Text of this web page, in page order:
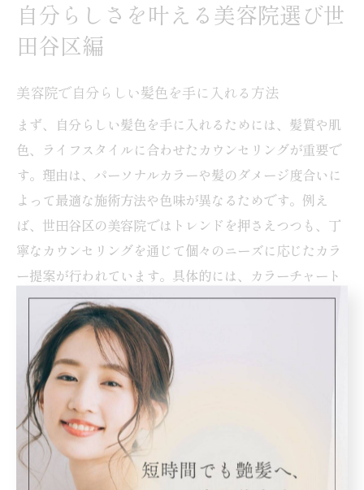
自分らしさを叶える美容院選び世
田谷区編
美容院で自分らしい髪色を手に入れる方法
まず、自分らしい髪色を手に入れるためには、髪質や肌
色、ライフスタイルに合わせたカウンセリングが重要で
す。理由は、パーソナルカラーや髪のダメージ度合いに
よって最適な施術方法や色味が異なるためです。例え
ば、世田谷区の美容院ではトレンドを押さえつつも、丁
寧なカウンセリングを通じて個々のニーズに応じたカラ
ー提案が行われています。具体的には、カラーチャート
の活用や実際の色見本を見せながらイメージを共有する
手順が一般的です。自分らしい髪色を実現するには、美
容師としっかり相談し、希望や悩みを具体的に伝えるこ
とが大切です。
世田谷区の美容院で叶う理想のスタイル
世田谷区の美容院では、最新のトレンドと個性を両立さ
せるスタイル提案が特徴です。理由は、多様な美容院が